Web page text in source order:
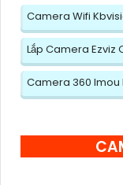
Camera Wifi
Lắp Camera Ezviz
Camera 360 Imou